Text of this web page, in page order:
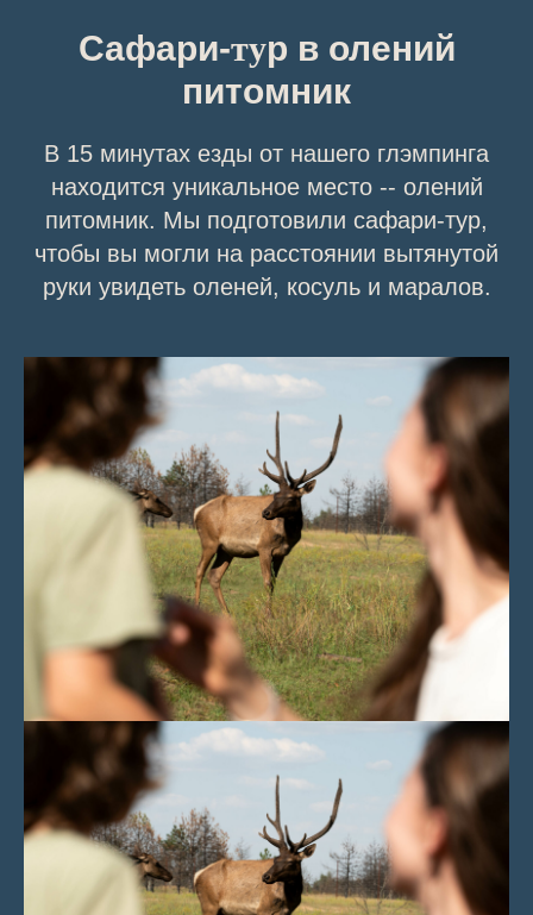
Сафари-тур в олений
питомник
В 15 минутах езды от нашего глэмпинга
находится уникальное место -- олений
питомник. Мы подготовили сафари-тур,
чтобы вы могли на расстоянии вытянутой
руки увидеть оленей, косуль и маралов.